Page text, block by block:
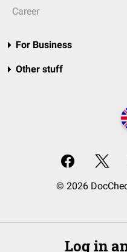
Career
For Business
Other stuff
© 2026
Log in